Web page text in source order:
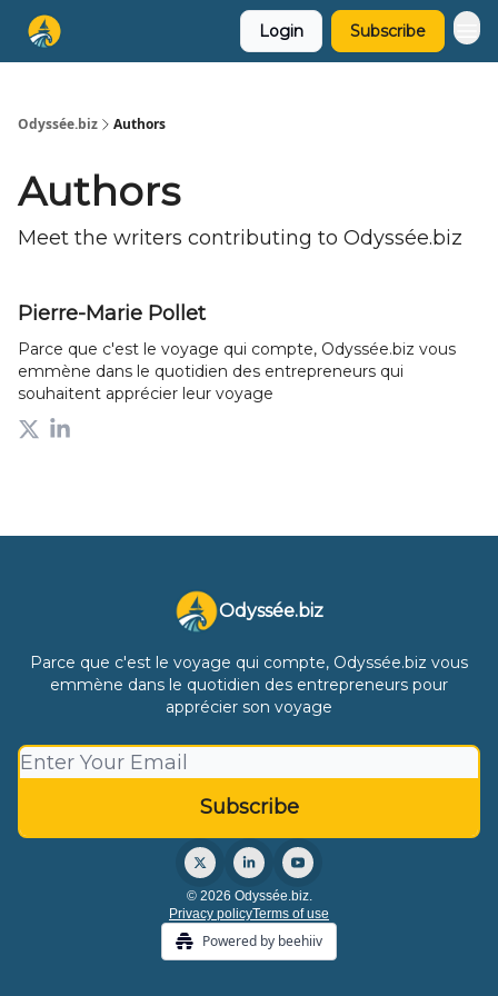
Login Subscribe
Odyssée.biz Authors
Authors
Meet the writers contributing to Odyssée.biz
Pierre-Marie Pollet
Parce que c'est le voyage qui compte, Odyssée.biz vous
emmène dans le quotidien des entrepreneurs qui
souhaitent apprécier leur voyage
Odyssée.biz
Parce que c'est le voyage qui compte, Odyssée.biz vous
emmène dans le quotidien des entrepreneurs pour
apprécier son voyage
© 2026 Odyssée.biz.
Privacy policyTerms of use
Powered by beehiiv